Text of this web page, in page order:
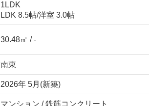
1LDK
LDK 8.5帖/洋室 3.0帖
30.48㎡ / -
南東
2026年 5月(新築)
マンション / 鉄筋コンクリート